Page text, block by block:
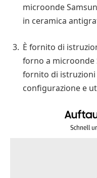
microonde
in ceramica
È fornito di
forno a microonde
fornito di
configurazione e